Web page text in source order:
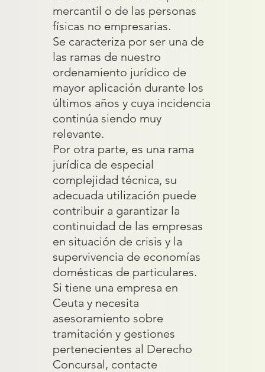
mercantil o de las personas
físicas no empresarias.
Se caracteriza por ser una de
las ramas de nuestro
ordenamiento jurídico de
mayor aplicación durante los
últimos años y cuya incidencia
continúa siendo muy
relevante.
Por otra parte, es una rama
jurídica de especial
complejidad técnica, su
adecuada utilización puede
contribuir a garantizar la
continuidad de las empresas
en situación de crisis y la
supervivencia de economías
domésticas de particulares.
Si tiene una empresa en
Ceuta y necesita
asesoramiento sobre
tramitación y gestiones
pertenecientes al Derecho
Concursal, contacte